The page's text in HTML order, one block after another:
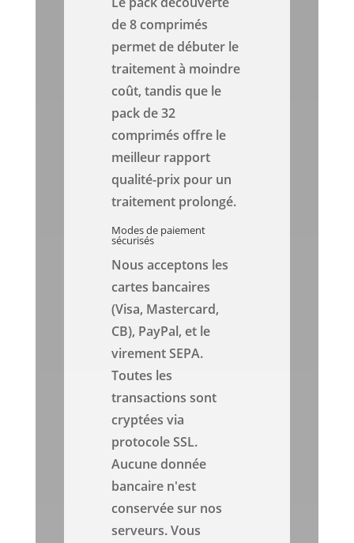
de 8 comprimés
permet de débuter le
traitement à moindre
coût, tandis que le
pack de 32
comprimés offre le
meilleur rapport
qualité-prix pour un
traitement prolongé.
Modes de paiement
sécurisés
Nous acceptons les
cartes bancaires
(Visa, Mastercard,
CB), PayPal, et le
virement SEPA.
Toutes les
transactions sont
cryptées via
protocole SSL.
Aucune donnée
bancaire n'est
conservée sur nos
serveurs. Vous